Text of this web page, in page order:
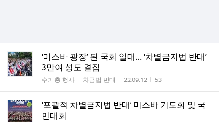
‘미스바 광장’ 된 국회 일대… ‘차별금지법 반대’
3만여 성도 결집
게시판명
수기총 행사 작성자
차금법 반대 작성시간
22.09.12 조회수
53
‘포괄적 차별금지법 반대’ 미스바 기도회 및 국
민대회